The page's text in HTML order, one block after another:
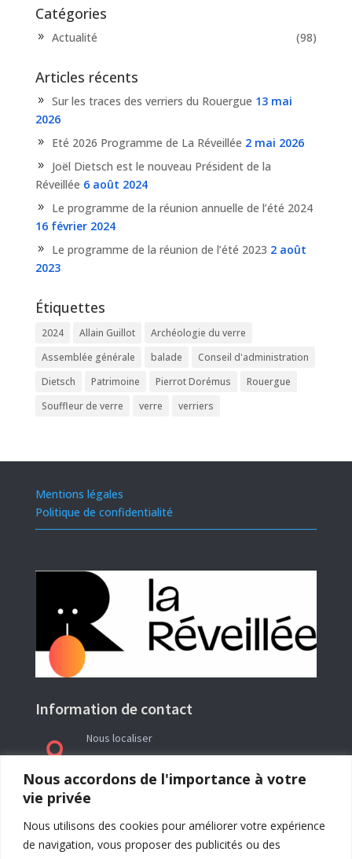
Nous accordons de l'importance à votre
vie privée
Nous utilisons des cookies pour améliorer votre expérience
de navigation, vous proposer des publicités ou des
Catégories
Actualité (98)
Articles récents
Sur les traces des verriers du Rouergue 13 mai
2026
Eté 2026 Programme de La Réveillée 2 mai 2026
Joël Dietsch est le nouveau Président de la
Réveillée 6 août 2024
Le programme de la réunion annuelle de l’été 2024
16 février 2024
Le programme de la réunion de l’été 2023 2 août
2023
Étiquettes
2024 Allain Guillot
Archéologie du verre
Assemblée générale
balade
Conseil d'administration
Dietsch
Patrimoine Pierrot Dorémus
Rouergue
Souffleur de verre
verre verriers
Mentions légales
Politique de confidentialité
Information de contact

Nous localiser
Le siège social de l’association La Réveillée se
trouve en Ariège (09) à l’adresse : Rieutailhol –
09290 Gabre